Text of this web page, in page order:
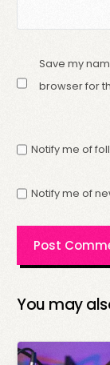
Save my
browser for
Notify me of
Notify me of
You may